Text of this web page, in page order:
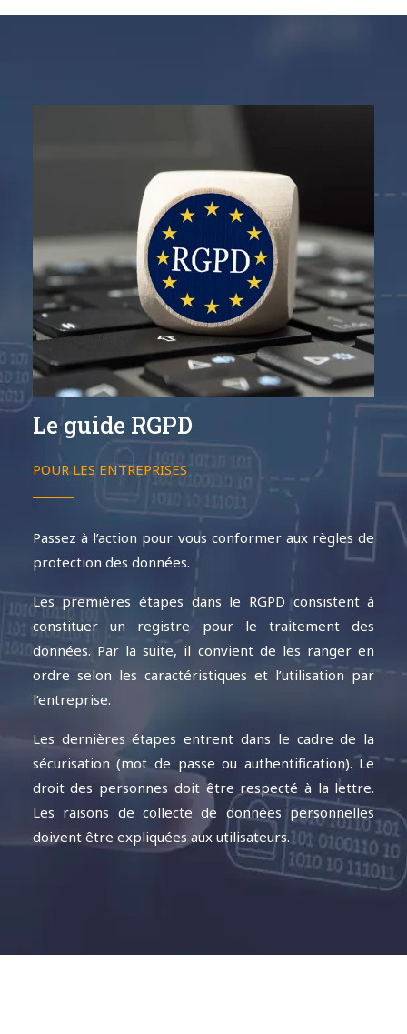
Le guide RGPD
POUR LES ENTREPRISES
Passez à l’action pour vous conformer aux règles de
protection des données.
Les premières étapes dans le RGPD consistent à
constituer un registre pour le traitement des
données. Par la suite, il convient de les ranger en
ordre selon les caractéristiques et l’utilisation par
l’entreprise.
Les dernières étapes entrent dans le cadre de la
sécurisation (mot de passe ou authentification). Le
droit des personnes doit être respecté à la lettre.
Les raisons de collecte de données personnelles
doivent être expliquées aux utilisateurs.